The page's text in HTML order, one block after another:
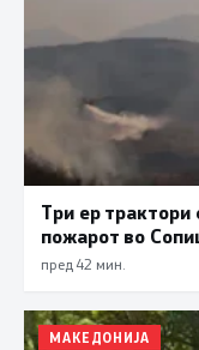
Три ер трактори
пожарот во
пред 42 мин.
МАКЕДОНИЈА